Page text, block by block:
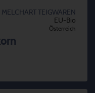
MELCHART TEIGWAREN
EU-Bio
Österreich